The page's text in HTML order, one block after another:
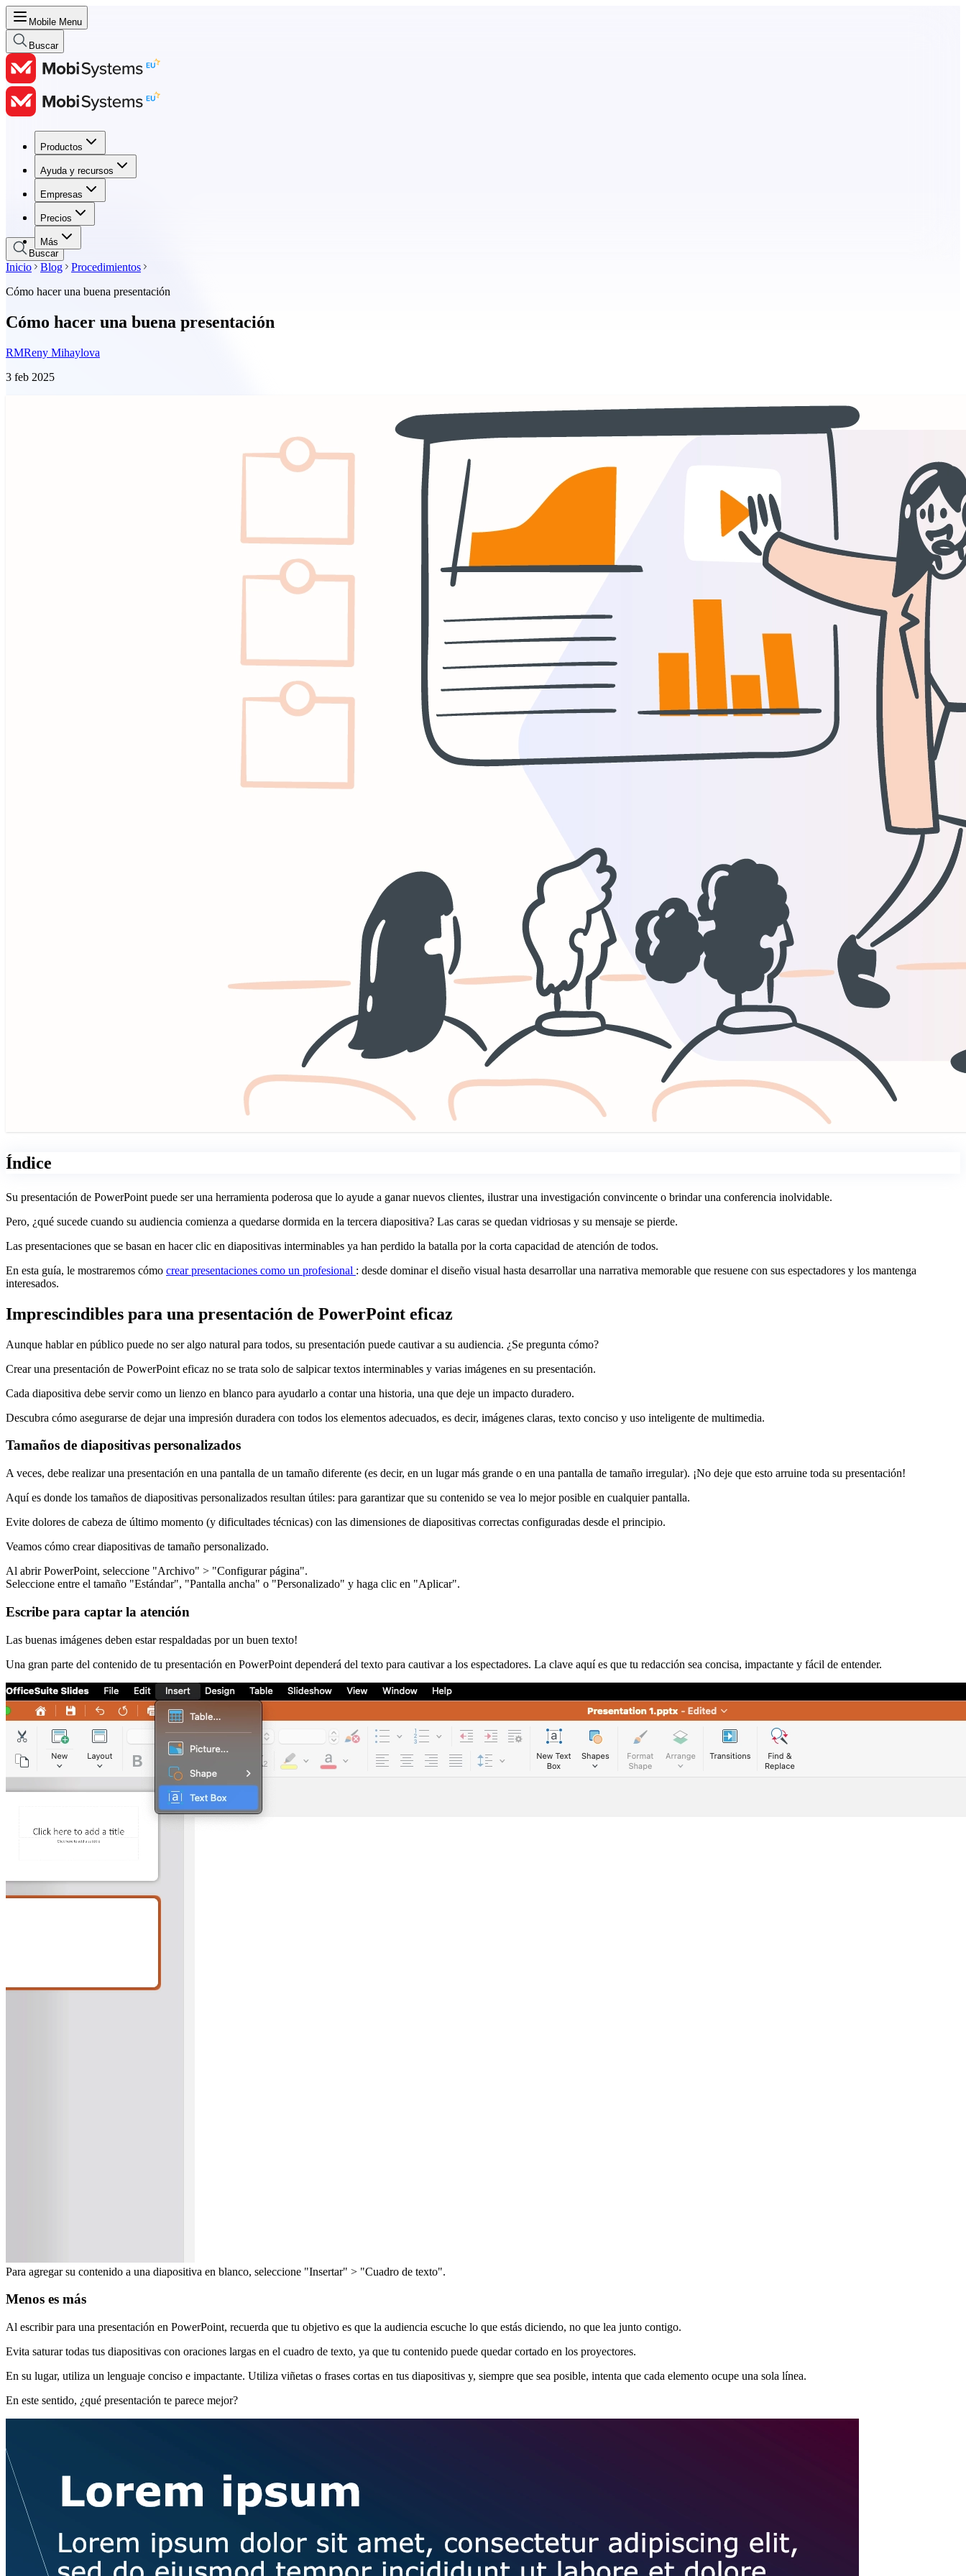
Mobile Menu
Buscar
Productos
Ayuda y recursos
Empresas
Precios
Más
Productos
Ayuda y recursos
Empresas
Precios
Buscar
Inicio Blog
Procedimientos
Cómo hacer una buena presentación
Cómo hacer una buena presentación
RMReny Mihaylova
3 feb 2025
Índice
Su presentación de PowerPoint puede ser una herramienta poderosa que lo ayude a ganar nuevos clientes, ilustrar una investigación convincente o brindar una conferencia inolvidable.
Pero, ¿qué sucede cuando su audiencia comienza a quedarse dormida en la tercera diapositiva? Las caras se quedan vidriosas y su mensaje se pierde.
Las presentaciones que se basan en hacer clic en diapositivas interminables ya han perdido la batalla por la corta capacidad de atención de todos.
En esta guía, le mostraremos cómo crear presentaciones como un profesional : desde dominar el diseño visual hasta desarrollar una narrativa memorable que resuene con sus espectadores y los mantenga
interesados.
Imprescindibles para una presentación de PowerPoint eficaz
Aunque hablar en público puede no ser algo natural para todos, su presentación puede cautivar a su audiencia. ¿Se pregunta cómo?
Crear una presentación de PowerPoint eficaz no se trata solo de salpicar textos interminables y varias imágenes en su presentación.
Cada diapositiva debe servir como un lienzo en blanco para ayudarlo a contar una historia, una que deje un impacto duradero.
Descubra cómo asegurarse de dejar una impresión duradera con todos los elementos adecuados, es decir, imágenes claras, texto conciso y uso inteligente de multimedia.
Tamaños de diapositivas personalizados
A veces, debe realizar una presentación en una pantalla de un tamaño diferente (es decir, en un lugar más grande o en una pantalla de tamaño irregular). ¡No deje que esto arruine toda su presentación!
Aquí es donde los tamaños de diapositivas personalizados resultan útiles: para garantizar que su contenido se vea lo mejor posible en cualquier pantalla.
Evite dolores de cabeza de último momento (y dificultades técnicas) con las dimensiones de diapositivas correctas configuradas desde el principio.
Veamos cómo crear diapositivas de tamaño personalizado.
Al abrir PowerPoint, seleccione "Archivo" > "Configurar página".
Seleccione entre el tamaño "Estándar", "Pantalla ancha" o "Personalizado" y haga clic en "Aplicar".
Escribe para captar la atención
Las buenas imágenes deben estar respaldadas por un buen texto!
Una gran parte del contenido de tu presentación en PowerPoint dependerá del texto para cautivar a los espectadores. La clave aquí es que tu redacción sea concisa, impactante y fácil de entender.
Para agregar su contenido a una diapositiva en blanco, seleccione "Insertar" > "Cuadro de texto".
Menos es más
Al escribir para una presentación en PowerPoint, recuerda que tu objetivo es que la audiencia escuche lo que estás diciendo, no que lea junto contigo.
Evita saturar todas tus diapositivas con oraciones largas en el cuadro de texto, ya que tu contenido puede quedar cortado en los proyectores.
En su lugar, utiliza un lenguaje conciso e impactante. Utiliza viñetas o frases cortas en tus diapositivas y, siempre que sea posible, intenta que cada elemento ocupe una sola línea.
En este sentido, ¿qué presentación te parece mejor?